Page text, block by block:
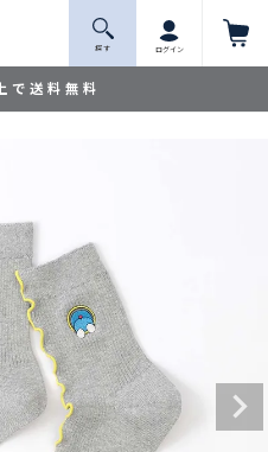
送料無料
探 す ログイン